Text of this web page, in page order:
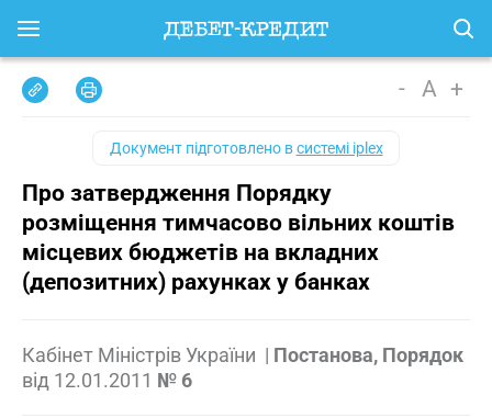
- A +
Документ підготовлено всистемі iplex
Про затвердження Порядку
розміщення тимчасово вільних коштів
місцевих бюджетів на вкладних
(депозитних) рахунках у банках
Кабінет Міністрів України | Постанова, Порядок
від 12.01.2011 № 6